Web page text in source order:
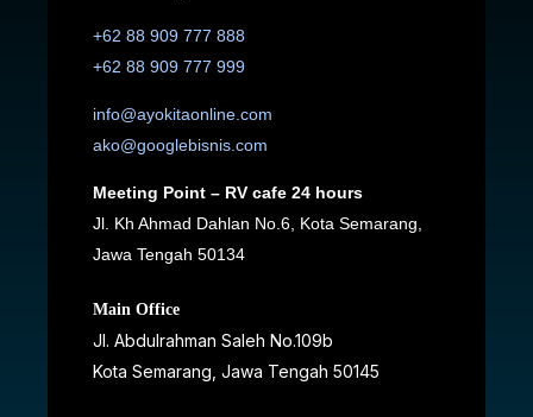
+62 88 909 777 888
+62 88 909 777 999
info@ayokitaonline.com
ako@googlebisnis.com
Meeting Point – RV cafe 24 hours
Jl. Kh Ahmad Dahlan No.6, Kota Semarang,
Jawa Tengah 50134
Main Office
Jl. Abdulrahman Saleh No.109b
Kota Semarang, Jawa Tengah 50145